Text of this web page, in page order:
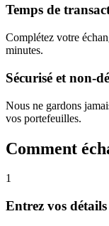
Temps de
Complétez votre
minutes.
Sécurisé et non-
Nous ne gardons
vos portefeuilles.
Comment
1
Entrez vos détails